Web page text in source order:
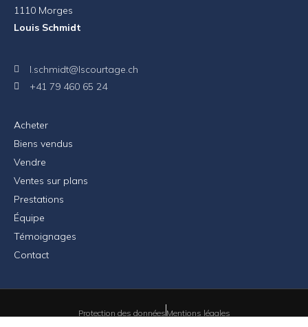
1110 Morges
Louis Schmidt
l.schmidt@lscourtage.ch
+41 79 460 65 24
Acheter
Biens vendus
Vendre
Ventes sur plans
Prestations
Équipe
Témoignages
Contact
Protection des données Mentions légales